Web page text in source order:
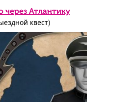
через Атлантику
квест)